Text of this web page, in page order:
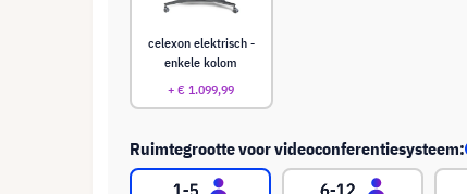
celexon elektrisch -
enkele kolom
+ € 1.099,99
Ruimtegrootte voor videoconferentiesysteem: